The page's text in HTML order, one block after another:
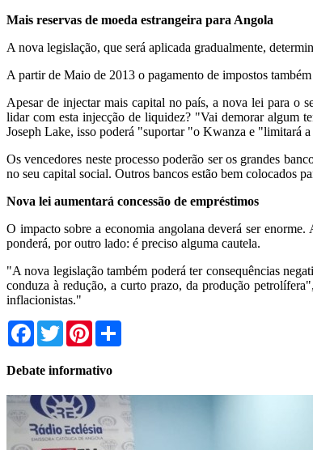
Mais reservas de moeda estrangeira para Angola
A nova legislação, que será aplicada gradualmente,
A partir de Maio de 2013 o pagamento de impostos
Apesar de injectar mais capital no país, a nova lei para o
lidar com esta injecção de liquidez? "Vai demorar algum
Joseph Lake, isso poderá "suportar "o Kwanza e "limitará
Os vencedores neste processo poderão ser os grandes
no seu capital social. Outros bancos estão bem colocados
Nova lei aumentará concessão de empréstimos
O impacto sobre a economia angolana deverá ser
ponderá, por outro lado: é preciso alguma cautela.
"A nova legislação também poderá ter consequências
conduza à redução, a curto prazo, da produção
inflacionistas."
Facebook
TwitterPinterest
Debate informativo